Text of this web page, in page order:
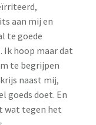
aan mij en
te goede
Ik hoop maar dat
te begrijpen
naast mij,
goeds doet. En
wat tegen het